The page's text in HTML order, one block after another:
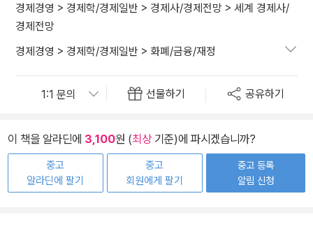
경제경영 > 경제학/경제일반 > 경제사/경제전망 > 세계 경제사/
경제전망
경제경영 > 경제학/경제일반 > 화폐/금융/재정
선물하기 공유하기
이 책을 알라딘에 3,100원 (최상기준)에 파시겠습니까?
중고
알라딘에 팔기
중고
회원에게 팔기
중고 등록
알림 신청